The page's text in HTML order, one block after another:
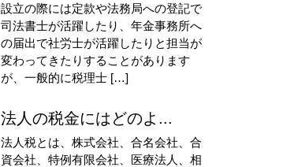
設立の際には定款や法務局への登記で
司法書士が活躍したり、年金事務所へ
の届出で社労士が活躍したりと担当が
変わってきたりすることがあります
が、一般的に税理士 […]
法人の税金にはどのよ...
法人税とは、株式会社、合名会社、合
資会社、特例有限会社、医療法人、相